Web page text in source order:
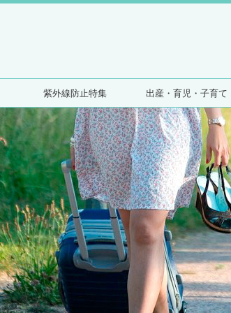
紫外線防止特集 出産・育児・子育て